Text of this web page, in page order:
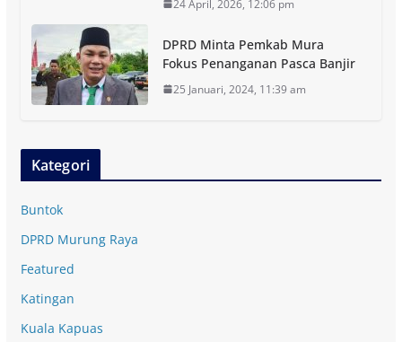
24 April, 2026, 12:06 pm
DPRD Minta Pemkab Mura
Fokus Penanganan Pasca Banjir
25 Januari, 2024, 11:39 am
Kategori
Buntok
DPRD Murung Raya
Featured
Katingan
Kuala Kapuas